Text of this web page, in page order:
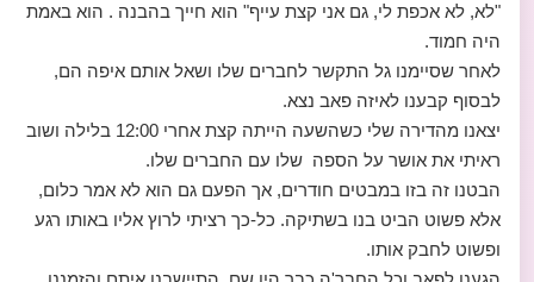
"לא, לא אכפת לי, גם אני קצת עייף" הוא חייך בהבנה . הוא באמת
היה חמוד.
לאחר שסיימנו גל התקשר לחברים שלו ושאל אותם איפה הם,
לבסוף קבענו לאיזה פאב נצא.
יצאנו מהדירה שלי כשהשעה הייתה קצת אחרי 12:00 בלילה ושוב
ראיתי את אושר על הספה שלו עם החברים שלו.
הבטנו זה בזו במבטים חודרים, אך הפעם גם הוא לא אמר כלום,
אלא פשוט הביט בנו בשתיקה. כל-כך רציתי לרוץ אליו באותו רגע
ופשוט לחבק אותו.